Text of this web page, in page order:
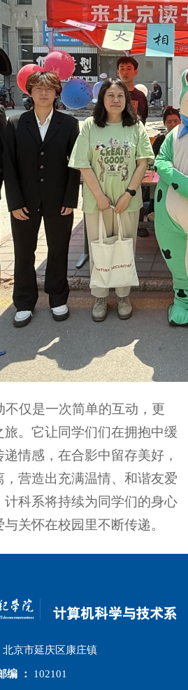
不仅是一次简单的互动，更
。它让同学们们在拥抱中缓
情感，在合影中留存美好，
营造出充满温情、和谐友爱
计科系将持续为同学们的身心
关怀在校园里不断传递。
北京市延庆区康庄镇
编 ： 102101